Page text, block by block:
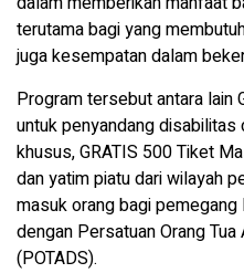
terutama bagi yang
juga kesempatan dalam
Program tersebut antara lain
untuk penyandang disabilitas
khusus, GRATIS 500 Tiket
dan yatim piatu dari wilayah
masuk orang bagi
dengan Persatuan Orang
(POTADS).